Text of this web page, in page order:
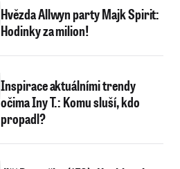
Hvězda Allwyn party Majk Spirit:
Hodinky za milion!
Inspirace aktuálními trendy
očima Iny T.: Komu sluší, kdo
propadl?